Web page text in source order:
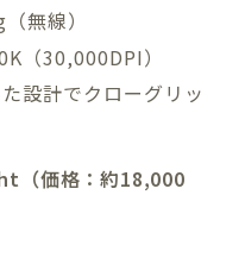
無線）
（30,000DPI）
設計でクローグリッ
（価格：約18,000